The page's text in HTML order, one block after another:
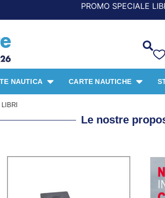
LIBRI PER I 30 ANNI DEL
NAUTICA CARTE NAUTICHE
Le nostre